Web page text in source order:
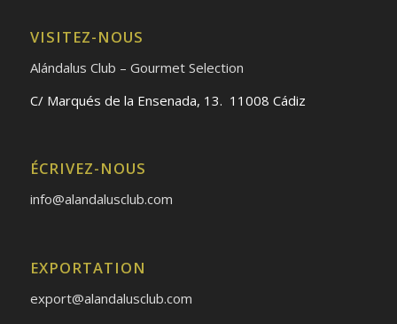
VISITEZ-NOUS
Alándalus Club – Gourmet Selection
C/ Marqués de la Ensenada, 13. 11008 Cádiz
ÉCRIVEZ-NOUS
info@alandalusclub.com
EXPORTATION
export@alandalusclub.com